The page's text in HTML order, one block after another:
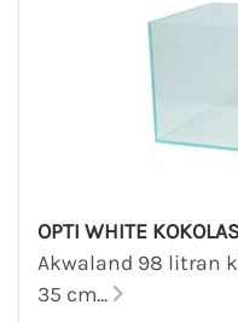
OPTI WHITE
Akwaland 98 litran
35 cm...